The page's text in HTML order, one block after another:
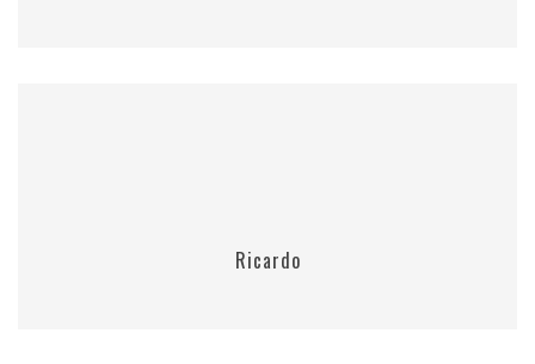
Ricardo